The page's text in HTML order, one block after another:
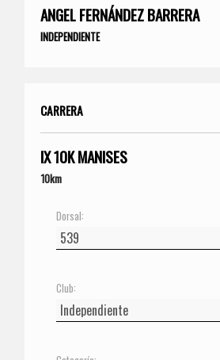
ANGEL FERNÁNDEZ BARRERA
INDEPENDIENTE
CARRERA
IX 10K MANISES
10km
Dorsal:
Club: